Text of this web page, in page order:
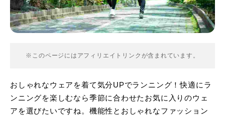
※このページにはアフィリエイトリンクが含まれています。
おしゃれなウェアを着て気分UPでランニング！快適にラ
ンニングを楽しむなら季節に合わせたお気に入りのウェ
アを選びたいですね。機能性とおしゃれなファッション